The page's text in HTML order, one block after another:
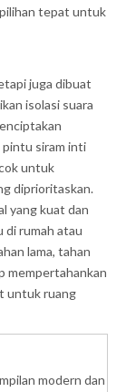
tepat untuk
juga dibuat
isolasi suara
pintu siram inti
untuk
diprioritaskan.
yang kuat dan
di rumah atau
lama, tahan
mempertahankan
untuk ruang
modern dan